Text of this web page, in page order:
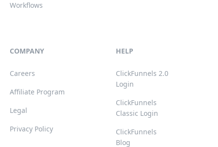
Workflows
COMPANY
Careers
Affiliate Program
Legal
Privacy Policy
HELP
ClickFunnels 2.0
Login
ClickFunnels
Classic Login
ClickFunnels
Blog